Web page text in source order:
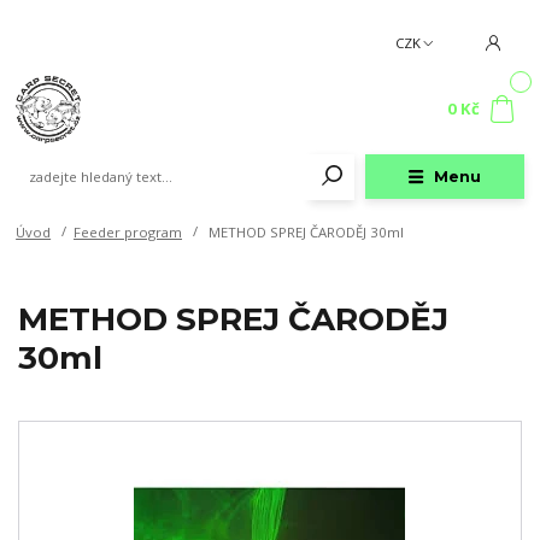
Menu
CZK
0 Kč
Úvod Feeder program METHOD SPREJ ČARODĚJ 30ml
METHOD SPREJ ČARODĚJ
30ml